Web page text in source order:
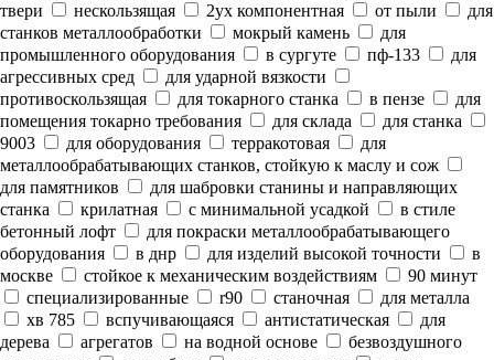
твери
нескользящая 2ух компонентная от пыли
для
станков металлообработки
мокрый камень
для
промышленного оборудования
в сургуте пф-133
для
агрессивных сред
для ударной вязкости
противоскользящая
для токарного станка в пензе
для
помещения токарно требования
для склада
для станка
9003
для оборудования терракотовая
для
металлообрабатывающих станков, стойкую к маслу и сож
для памятников
для шабровки станины и направляющих
станка
крилатная с минимальной усадкой
в стиле
бетонный лофт
для покраски металлообрабатывающего
оборудования
в днр для изделий высокой точности
в
москве
стойкое к механическим воздействиям
90 минут
специализированные
r90 станочная
для металла
хв 785
вспучивающаяся антистатическая
для
дерева
агрегатов на водной основе
безвоздушного